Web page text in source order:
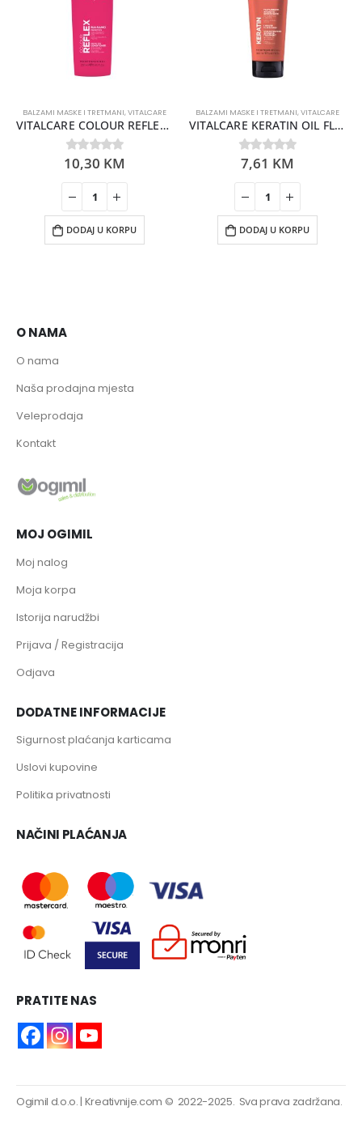
BALZAMI MASKE I TRETMANI,VITALCARE
VITALCARE COLOUR REFLEX BALZAM ZA KOSU 250ML
0out of 5
10,30 KM
DODAJ U KORPU
BALZAMI MASKE I TRETMANI,VITALCARE
VITALCARE KERATIN OIL FLASH MASKA 1 MINUT 190ML
0out of 5
7,61 KM
DODAJ U KORPU
O NAMA
O nama
Naša prodajna mjesta
Veleprodaja
Kontakt
MOJ OGIMIL
Moj nalog
Moja korpa
Istorija narudžbi
Prijava / Registracija
Odjava
DODATNE INFORMACIJE
Sigurnost plaćanja karticama
Uslovi kupovine
Politika privatnosti
NAČINI PLAĆANJA
PRATITE NAS
Ogimil d.o.o.| Kreativnije.com © 2022-2025. Sva prava zadržana.